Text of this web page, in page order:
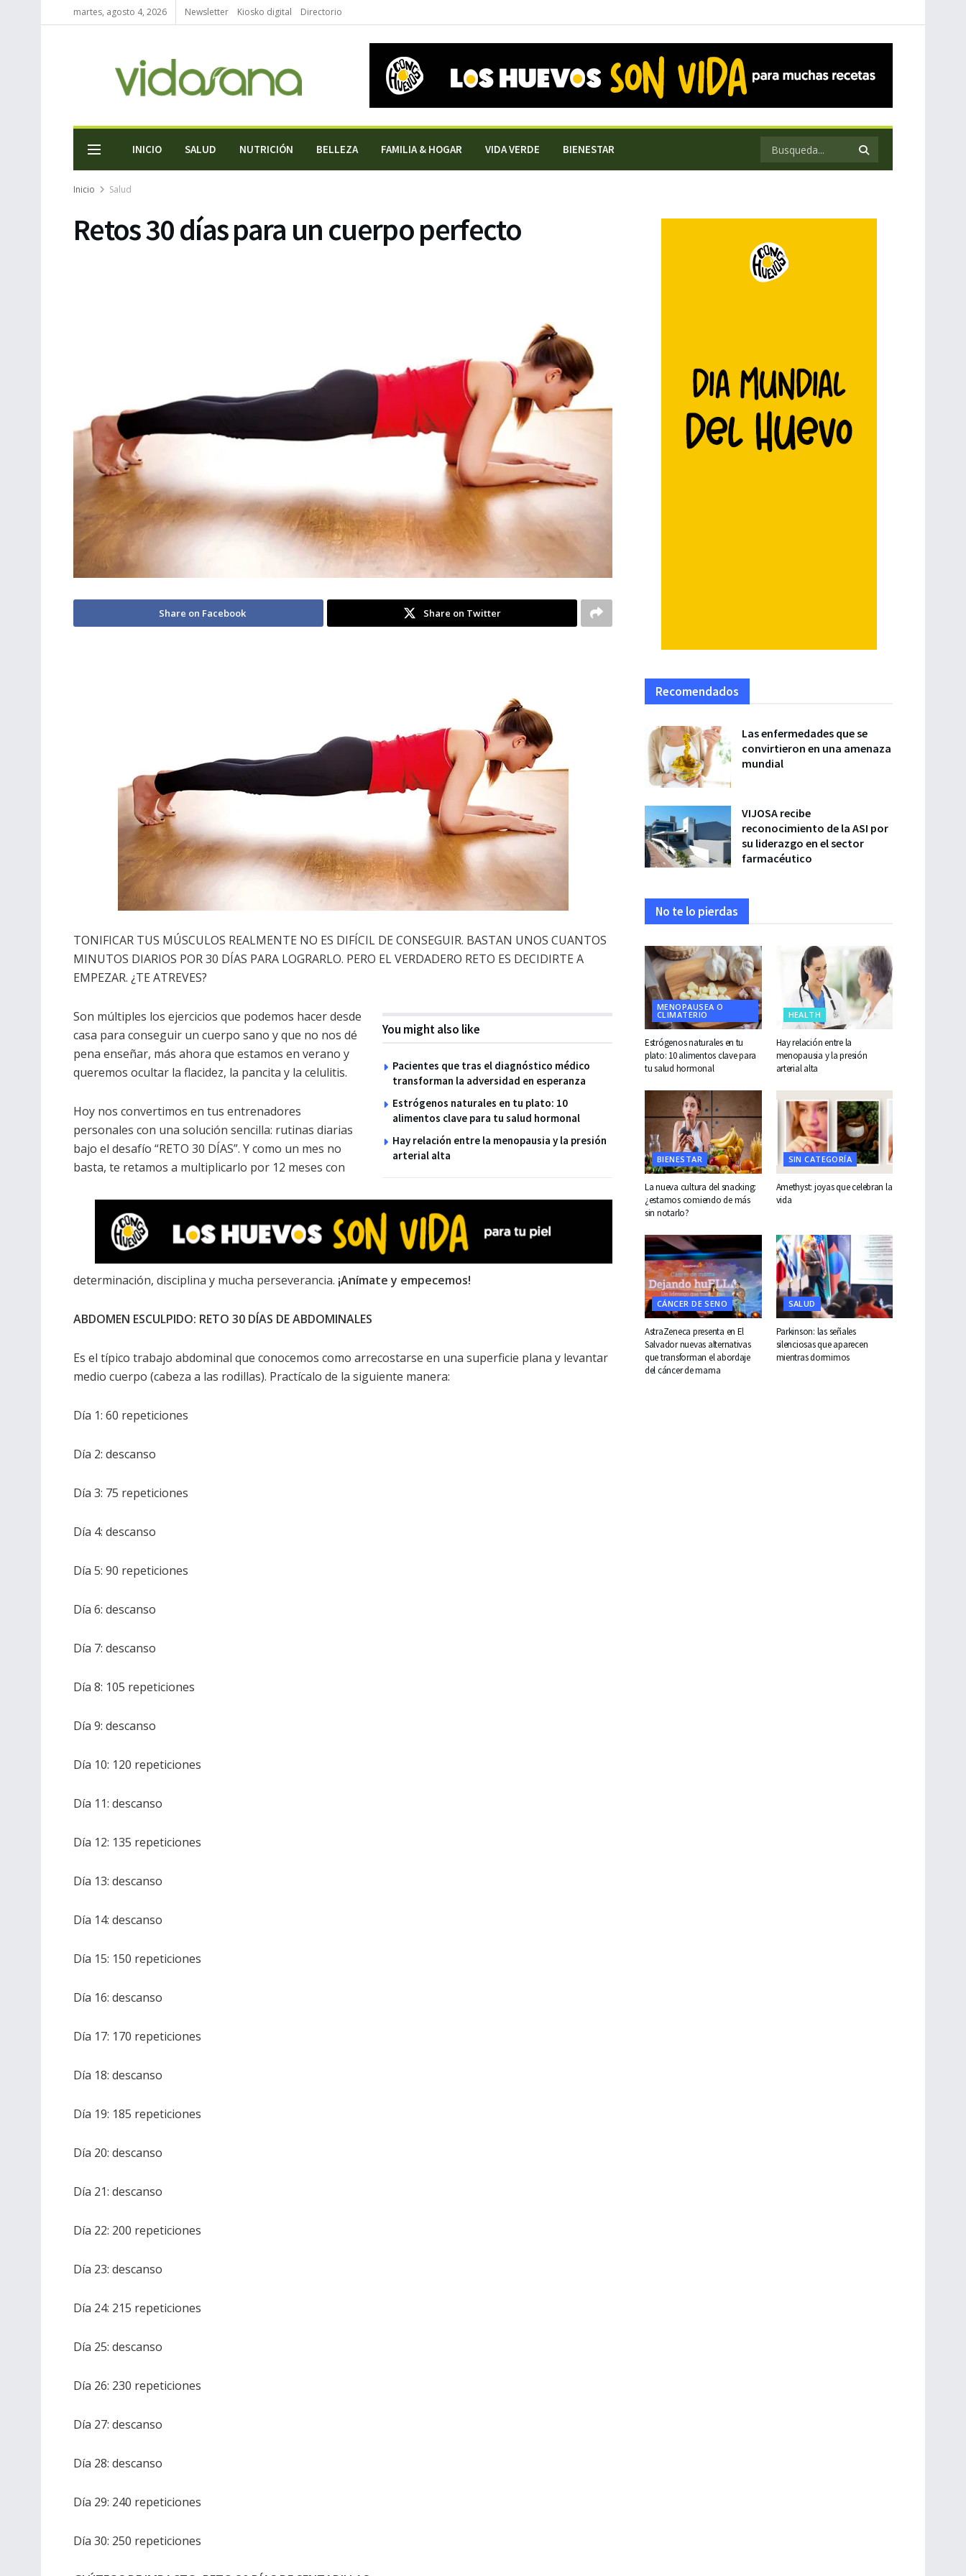
martes, agosto 4, 2026 Newsletter Kiosko digital Directorio
INICIO SALUD NUTRICIÓN BELLEZA FAMILIA & HOGAR VIDA VERDE BIENESTAR
Inicio Salud
Retos 30 días para un cuerpo perfecto
Share on Facebook Share on Twitter
TONIFICAR TUS MÚSCULOS REALMENTE NO ES DIFÍCIL DE CONSEGUIR. BASTAN UNOS CUANTOS
MINUTOS DIARIOS POR 30 DÍAS PARA LOGRARLO. PERO EL VERDADERO RETO ES DECIDIRTE A
EMPEZAR. ¿TE ATREVES?
You might also like
Pacientes que tras el diagnóstico médico
transforman la adversidad en esperanza
Estrógenos naturales en tu plato: 10
alimentos clave para tu salud hormonal
Hay relación entre la menopausia y la presión
arterial alta
Son múltiples los ejercicios que podemos hacer desde
casa para conseguir un cuerpo sano y que no nos dé
pena enseñar, más ahora que estamos en verano y
queremos ocultar la flacidez, la pancita y la celulitis.
Hoy nos convertimos en tus entrenadores
personales con una solución sencilla: rutinas diarias
bajo el desafío “RETO 30 DÍAS”. Y como un mes no
basta, te retamos a multiplicarlo por 12 meses con
determinación, disciplina y mucha perseverancia. ¡Anímate y empecemos!
ABDOMEN ESCULPIDO: RETO 30 DÍAS DE ABDOMINALES
Es el típico trabajo abdominal que conocemos como arrecostarse en una superficie plana y levantar
medio cuerpo (cabeza a las rodillas). Practícalo de la siguiente manera:
Día 1: 60 repeticiones
Día 2: descanso
Día 3: 75 repeticiones
Día 4: descanso
Día 5: 90 repeticiones
Día 6: descanso
Día 7: descanso
Día 8: 105 repeticiones
Día 9: descanso
Día 10: 120 repeticiones
Día 11: descanso
Día 12: 135 repeticiones
Día 13: descanso
Día 14: descanso
Día 15: 150 repeticiones
Día 16: descanso
Día 17: 170 repeticiones
Día 18: descanso
Día 19: 185 repeticiones
Día 20: descanso
Día 21: descanso
Día 22: 200 repeticiones
Día 23: descanso
Día 24: 215 repeticiones
Día 25: descanso
Día 26: 230 repeticiones
Día 27: descanso
Día 28: descanso
Día 29: 240 repeticiones
Día 30: 250 repeticiones
Recomendados
Las enfermedades que se
convirtieron en una amenaza
mundial
VIJOSA recibe
reconocimiento de la ASI por
su liderazgo en el sector
farmacéutico
No te lo pierdas
MENOPAUSEA O
CLIMATERIO
Estrógenos naturales en tu
plato: 10 alimentos clave para
tu salud hormonal
HEALTH
Hay relación entre la
menopausia y la presión
arterial alta
BIENESTAR
La nueva cultura del snacking:
¿estamos comiendo de más
sin notarlo?
SIN CATEGORÍA
Amethyst: joyas que celebran la
vida
CÁNCER DE SENO
AstraZeneca presenta en El
Salvador nuevas alternativas
que transforman el abordaje
del cáncer de mama
SALUD
Parkinson: las señales
silenciosas que aparecen
mientras dormimos